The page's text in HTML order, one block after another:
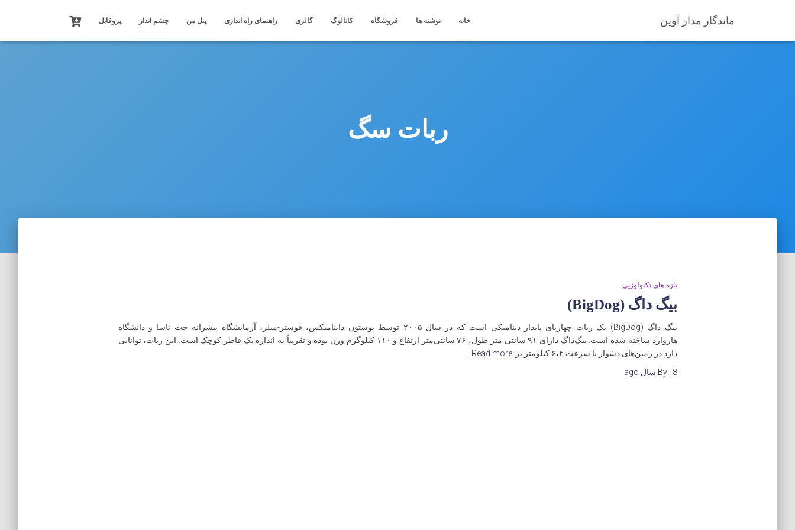
ماندگار مدار آوین خانه نوشته ها فروشگاه کاتالوگ گالری راهنمای راه اندازی پنل من چشم انداز پروفایل
ربات سگ
تازه های تکنولوژیی
بیگ‌ داگ (BigDog)
بیگ‌ داگ (BigDog) یک ربات چهارپای پایدار دینامیکی است که در سال ۲۰۰۵ توسط بوستون داینامیکس، فوستر-میلر، آزمایشگاه پیشرانه جت ناسا و دانشگاه
هاروارد ساخته شده است. بیگ‌داگ دارای ۹۱ سانتی‌ متر طول، ۷۶ سانتی‌متر ارتفاع و ۱۱۰ کیلوگرم وزن بوده و تقریباً به اندازه یک قاطر کوچک است. این ربات، توانایی
دارد در زمین‌های دشوار با سرعت ۶،۴ کیلومتر بر
Read more…
By
8 سال